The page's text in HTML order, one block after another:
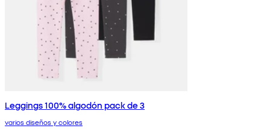
Leggings 100% algodón pack de 3
varios diseños y colores